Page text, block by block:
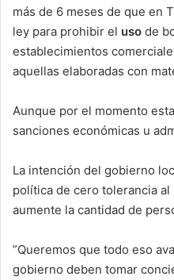
más de 6 meses de que en
ley para prohibir el uso de
establecimientos
aquellas elaboradas con
Aunque por el momento
sanciones económicas u
La intención del gobierno
política de cero tolerancia
aumente la cantidad de
”Queremos que todo eso
gobierno deben tomar